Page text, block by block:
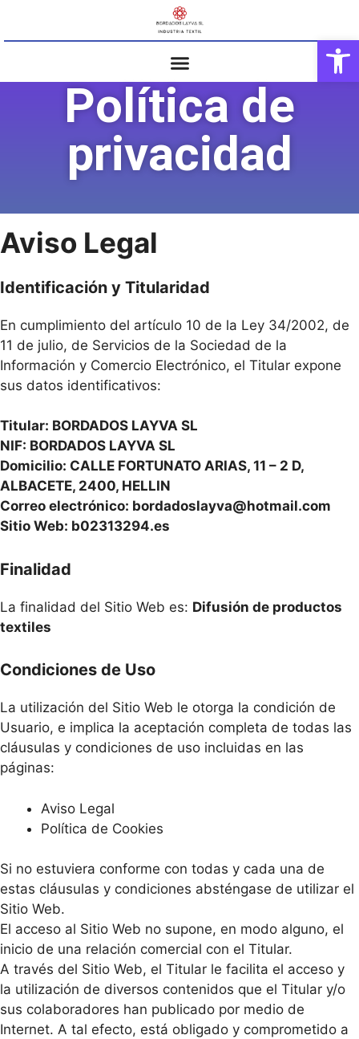
Abrir
Política de
privacidad
Aviso Legal
Identificación y Titularidad
En cumplimiento del artículo 10 de la Ley 34/2002, de
11 de julio, de Servicios de la Sociedad de la
Información y Comercio Electrónico, el Titular expone
sus datos identificativos:
Titular: BORDADOS LAYVA SL
NIF: BORDADOS LAYVA SL
Domicilio: CALLE FORTUNATO ARIAS, 11 – 2 D,
ALBACETE, 2400, HELLIN
Correo electrónico: bordadoslayva@hotmail.com
Sitio Web: b02313294.es
Finalidad
La finalidad del Sitio Web es: Difusión de productos
textiles
Condiciones de Uso
La utilización del Sitio Web le otorga la condición de
Usuario, e implica la aceptación completa de todas las
cláusulas y condiciones de uso incluidas en las
páginas:
Aviso Legal
Política de Cookies
Si no estuviera conforme con todas y cada una de
estas cláusulas y condiciones absténgase de utilizar el
Sitio Web.
El acceso al Sitio Web no supone, en modo alguno, el
inicio de una relación comercial con el Titular.
A través del Sitio Web, el Titular le facilita el acceso y
la utilización de diversos contenidos que el Titular y/o
sus colaboradores han publicado por medio de
Internet. A tal efecto, está obligado y comprometido a